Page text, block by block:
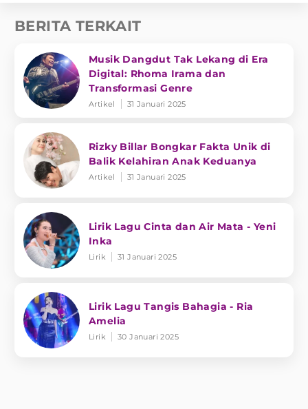
BERITA TERKAIT
Musik Dangdut Tak Lekang di Era
Digital: Rhoma Irama dan
Transformasi Genre
Artikel 31 Januari 2025
Rizky Billar Bongkar Fakta Unik di
Balik Kelahiran Anak Keduanya
Artikel 31 Januari 2025
Lirik Lagu Cinta dan Air Mata - Yeni
Inka
Lirik 31 Januari 2025
Lirik Lagu Tangis Bahagia - Ria
Amelia
Lirik 30 Januari 2025